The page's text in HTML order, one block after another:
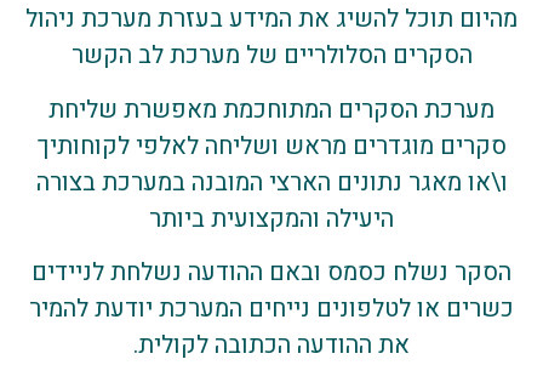
מהיום תוכל להשיג את המידע בעזרת מערכת ניהול
הסקרים הסלולריים של מערכת לב הקשר
מערכת הסקרים המתוחכמת מאפשרת שליחת
סקרים מוגדרים מראש ושליחה לאלפי לקוחותיך
ו\או מאגר נתונים הארצי המובנה במערכת בצורה
היעילה והמקצועית ביותר
הסקר נשלח כסמס ובאם ההודעה נשלחת לניידים
כשרים או לטלפונים נייחים המערכת יודעת להמיר
את ההודעה הכתובה לקולית.